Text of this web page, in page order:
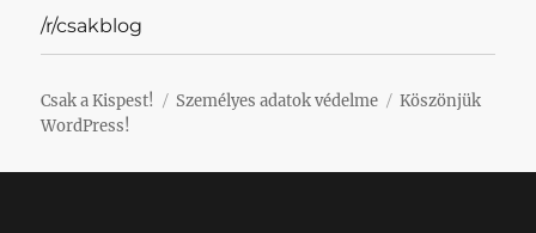
/r/csakblog
Csak a Kispest! Személyes adatok védelme
Köszönjük
WordPress!